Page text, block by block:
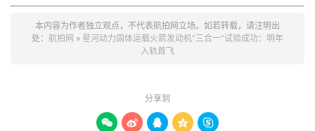
本内容为作者独立观点，不代表航拍网立场。如若转载，请注明出
处： 航拍网 » 星河动力固体运载火箭发动机“三合一”试验成功：明年
入轨首飞
分享到
    